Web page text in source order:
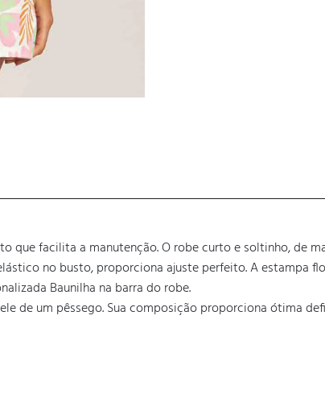
que facilita a manutenção. O robe curto e soltinho, de
no busto, proporciona ajuste perfeito. A estampa
Baunilha na barra do robe.
de um pêssego. Sua composição proporciona ótima